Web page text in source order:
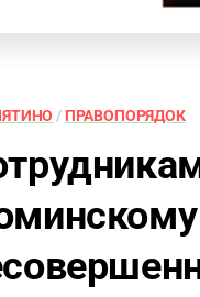
/ ПРАВОПОРЯДОК